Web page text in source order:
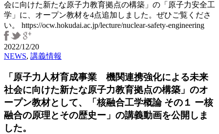
た
な
原
教
拠
点
の
構
築」
会に向けた新たな原子力教育拠点の構築」の「原子力安全工
学」に、オープン教材を4点追加しました。ぜひご覧くださ
い。 https://ocw.hokudai.ac.jp/lecture/nuclear-safety-engineering
2022/12/20
NEWS, 講義情報
「原子力人材育成事業 機関連携強化による未来
社会に向けた新たな原子力教育拠点の構築」のオ
ープン教材として、「核融合工学概論 その１ ー核
融合の原理とその歴史ー」の講義動画を公開しま
した。